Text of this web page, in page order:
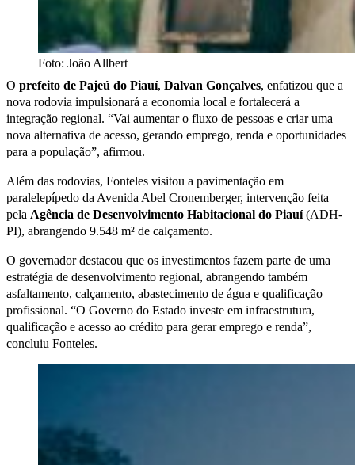
Foto: João Allbert
O prefeito de Pajeú do Piauí, Dalvan Gonçalves, enfatizou que a
nova rodovia impulsionará a economia local e fortalecerá a
integração regional. “Vai aumentar o fluxo de pessoas e criar uma
nova alternativa de acesso, gerando emprego, renda e oportunidades
para a população”, afirmou.
Além das rodovias, Fonteles visitou a pavimentação em
paralelepípedo da Avenida Abel Cronemberger, intervenção feita
pela Agência de Desenvolvimento Habitacional do Piauí(ADH-
PI), abrangendo 9.548 m² de calçamento.
O governador destacou que os investimentos fazem parte de uma
estratégia de desenvolvimento regional, abrangendo também
asfaltamento, calçamento, abastecimento de água e qualificação
profissional. “O Governo do Estado investe em infraestrutura,
qualificação e acesso ao crédito para gerar emprego e renda”,
concluiu Fonteles.